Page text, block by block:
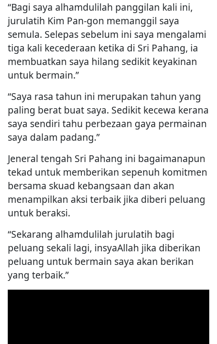
“Bagi saya alhamdulilah panggilan kali ini,
jurulatih Kim Pan-gon memanggil saya
semula. Selepas sebelum ini saya mengalami
tiga kali kecederaan ketika di Sri Pahang, ia
membuatkan saya hilang sedikit keyakinan
untuk bermain.”
“Saya rasa tahun ini merupakan tahun yang
paling berat buat saya. Sedikit kecewa kerana
saya sendiri tahu perbezaan gaya permainan
saya dalam padang.”
Jeneral tengah Sri Pahang ini bagaimanapun
tekad untuk memberikan sepenuh komitmen
bersama skuad kebangsaan dan akan
menampilkan aksi terbaik jika diberi peluang
untuk beraksi.
“Sekarang alhamdulilah jurulatih bagi
peluang sekali lagi, insyaAllah jika diberikan
peluang untuk bermain saya akan berikan
yang terbaik.”